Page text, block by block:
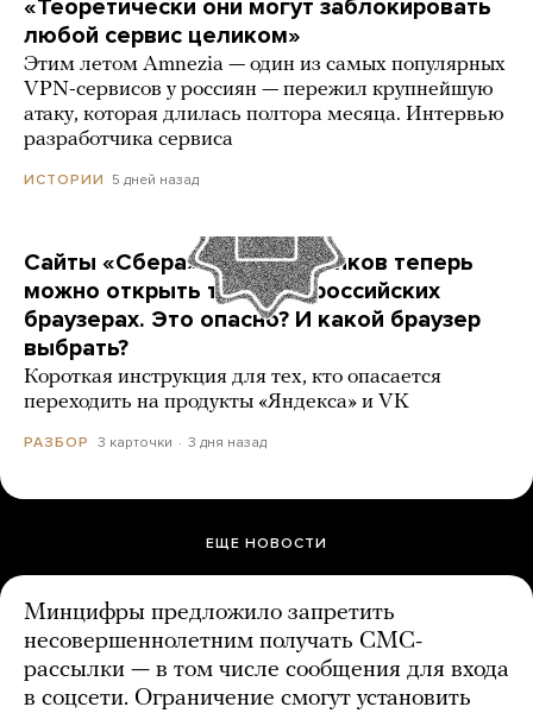
«Теоретически они могут заблокировать
любой сервис целиком»
Этим летом Amnezia — один из самых популярных
VPN-сервисов у россиян — пережил крупнейшую
атаку, которая длилась полтора месяца. Интервью
разработчика сервиса
ИСТОРИИ 5 дней назад
Сайты «Сбера» и других банков теперь
можно открыть только в российских
браузерах. Это опасно? И какой браузер
выбрать?
Короткая инструкция для тех, кто опасается
переходить на продукты «Яндекса» и VK
РАЗБОР 3 карточки 3 дня назад
ЕЩЕ НОВОСТИ
Минцифры предложило запретить
несовершеннолетним получать СМС-
рассылки — в том числе сообщения для входа
в соцсети. Ограничение смогут установить